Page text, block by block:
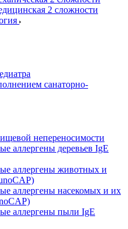
2 сложности
санаторно-
непереносимости
аллергены деревьев IgE
аллергены животных и
аллергены насекомых и их
аллергены пыли IgE